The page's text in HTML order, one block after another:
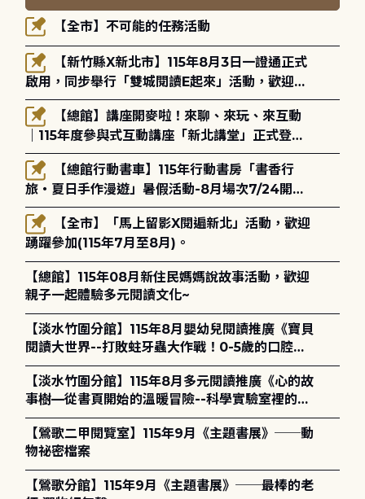
【全市】不可能的任務活動
啟用，同步舉行「雙城閱讀E起來」活動，歡迎踴
躍參加(115年8月3日至10月4日)。
｜115年度參與式互動講座「新北講堂」正式登
場！
旅・夏日手作漫遊」暑假活動-8月場次7/24開始
報名
踴躍參加(115年7月至8月)。
【總館】115年08月新住民媽媽說故事活動，歡迎
親子一起體驗多元閱讀文化~
【淡水竹圍分館】115年8月嬰幼兒閱讀推廣《寶貝
閱讀大世界--打敗蛀牙蟲大作戰！0-5歲的口腔照
護全攻略》
【淡水竹圍分館】115年8月多元閱讀推廣《心的故
事樹—從書頁開始的溫暖冒險--科學實驗室裡的放
電章魚》
【鶯歌二甲閱覽室】115年9月《主題書展》──動
物祕密檔案
【鶯歌分館】115年9月《主題書展》──最棒的老